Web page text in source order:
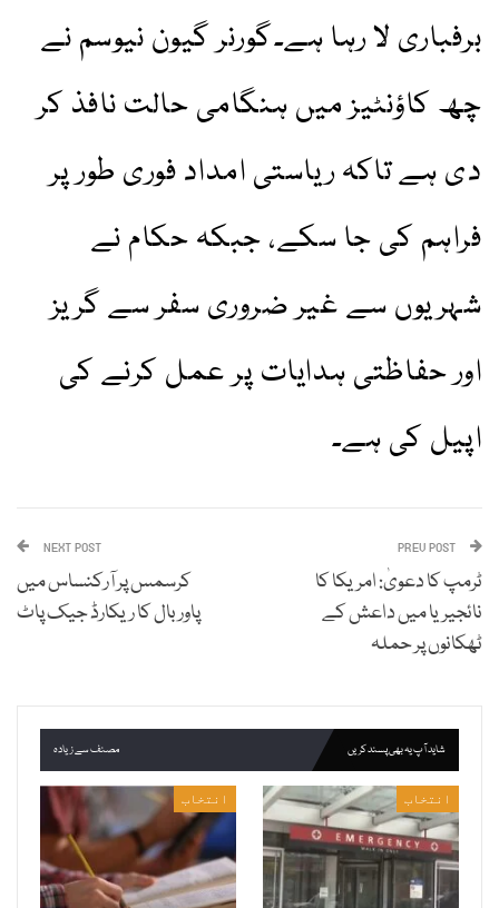
برفباری لا رہا ہے۔گورنر گیون نیوسم نے
چھ کاؤنٹیز میں ہنگامی حالت نافذ کر
دی ہے تاکہ ریاستی امداد فوری طور پر
فراہم کی جا سکے، جبکہ حکام نے
شہریوں سے غیر ضروری سفر سے گریز
اور حفاظتی ہدایات پر عمل کرنے کی
اپیل کی ہے۔
ٹرمپ کا دعویٰ: امریکا کا
نائجیریا میں داعش کے
ٹھکانوں پر حملہ
NEXT POST
کرسمس پر آرکنساس میں
پاوربال کا ریکارڈ جیک پاٹ
شاید آپ یہ بھی پسند کریں مصنف سے زیادہ
انتخاب انتخاب